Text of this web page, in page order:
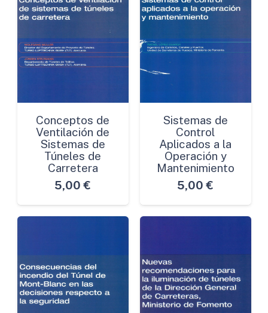
Conceptos de
Ventilación de
Sistemas de
Túneles de
Carretera
5,00 €
Sistemas de
Control
Aplicados a la
Operación y
Mantenimiento
5,00 €